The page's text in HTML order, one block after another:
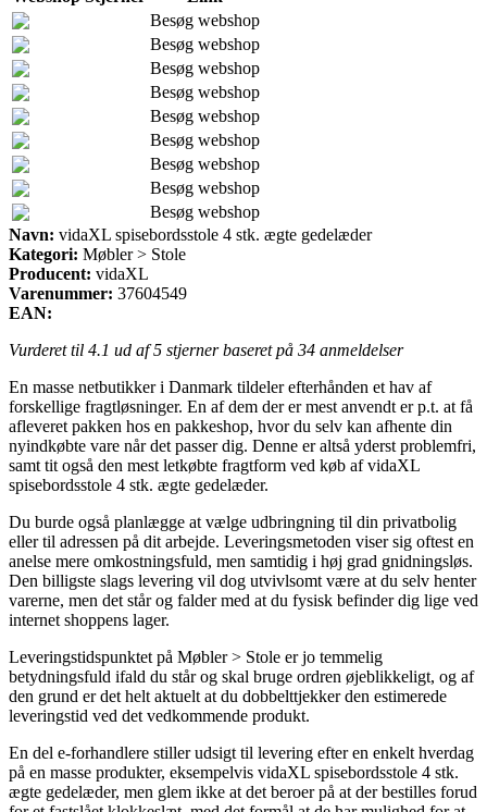
Besøg webshop
Besøg webshop
Besøg webshop
Besøg webshop
Besøg webshop
Besøg webshop
Besøg webshop
Besøg webshop
Besøg webshop
Navn: vidaXL spisebordsstole 4 stk. ægte gedelæder
Kategori: Møbler > Stole
Producent: vidaXL
Varenummer: 37604549
EAN:
Vurderet til 4.1 ud af 5 stjerner baseret på 34 anmeldelser
En masse netbutikker i Danmark tildeler efterhånden et hav af
forskellige fragtløsninger. En af dem der er mest anvendt er p.t. at få
afleveret pakken hos en pakkeshop, hvor du selv kan afhente din
nyindkøbte vare når det passer dig. Denne er altså yderst problemfri,
samt tit også den mest letkøbte fragtform ved køb af vidaXL
spisebordsstole 4 stk. ægte gedelæder.
Du burde også planlægge at vælge udbringning til din privatbolig
eller til adressen på dit arbejde. Leveringsmetoden viser sig oftest en
anelse mere omkostningsfuld, men samtidig i høj grad gnidningsløs.
Den billigste slags levering vil dog utvivlsomt være at du selv henter
varerne, men det står og falder med at du fysisk befinder dig lige ved
internet shoppens lager.
Leveringstidspunktet på Møbler > Stole er jo temmelig
betydningsfuld ifald du står og skal bruge ordren øjeblikkeligt, og af
den grund er det helt aktuelt at du dobbelttjekker den estimerede
leveringstid ved det vedkommende produkt.
En del e-forhandlere stiller udsigt til levering efter en enkelt hverdag
på en masse produkter, eksempelvis vidaXL spisebordsstole 4 stk.
ægte gedelæder, men glem ikke at det beroer på at der bestilles forud